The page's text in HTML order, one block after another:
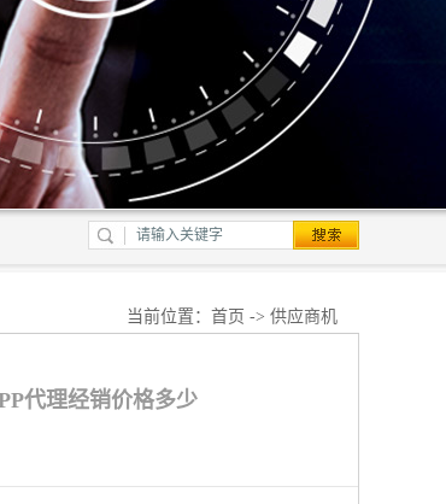
当前位置： 首页 -> 供应商机
代理经销价格多少